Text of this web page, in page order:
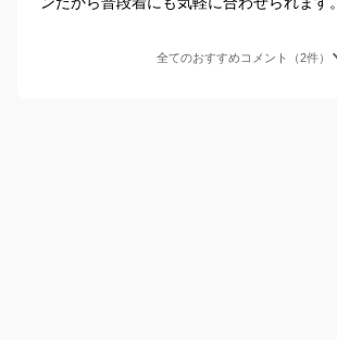
全てのおすすめコメント（2件）